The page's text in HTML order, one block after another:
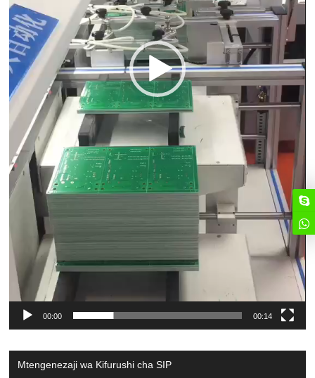
00:00 00:14
Mtengenezaji wa Kifurushi cha SIP